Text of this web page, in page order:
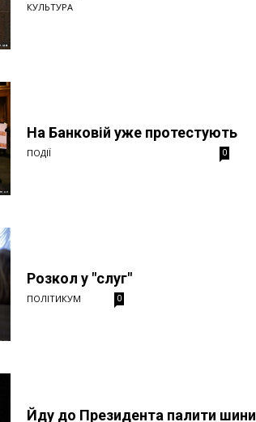
КУЛЬТУРА
На Банковій уже протестують
ПОДІЇ 0
Розкол у "слуг"
ПОЛІТИКУМ 0
Йду до Президента палити шини